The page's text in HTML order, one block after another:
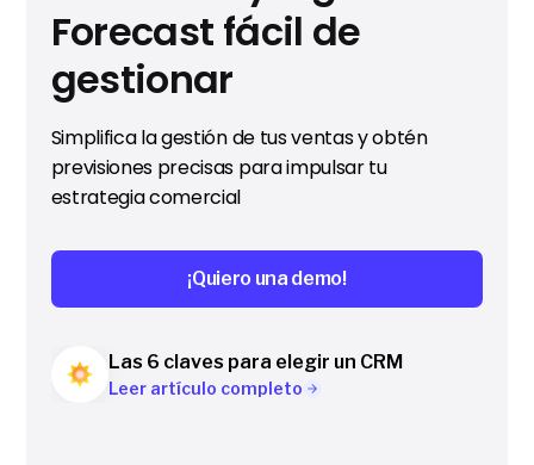
Forecast fácil de
gestionar
Simplifica la gestión de tus ventas y obtén
previsiones precisas para impulsar tu
estrategia comercial
¡Quiero una demo!
Las 6 claves para elegir un CRM
Leer artículo completo